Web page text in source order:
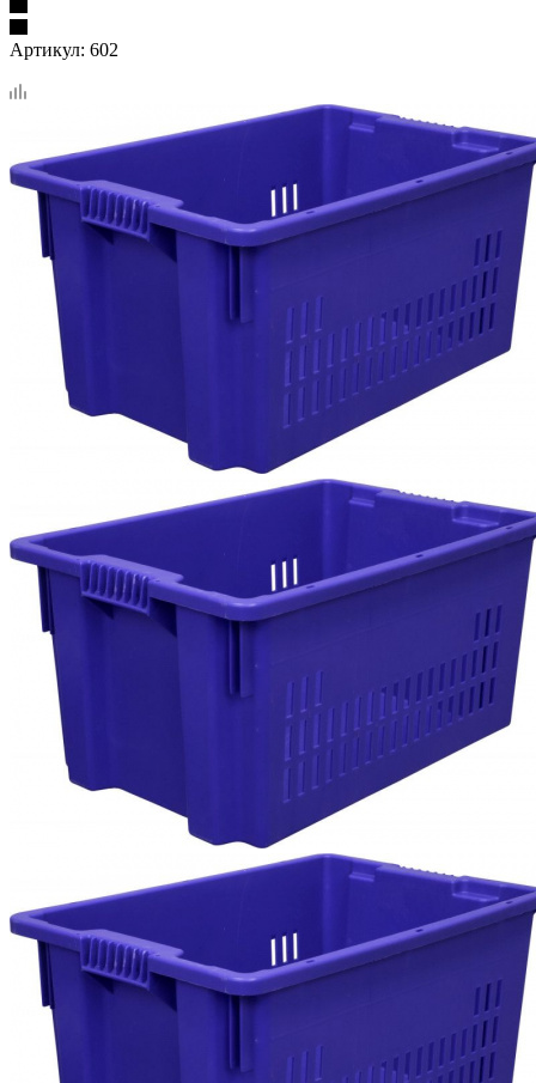
Артикул: 602